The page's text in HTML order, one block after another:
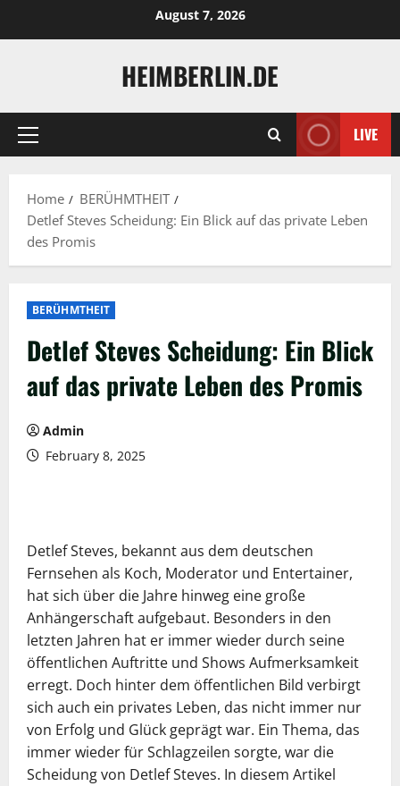
August 7, 2026
HEIMBERLIN.DE
Primary
LIVE
Home
BERÜHMTHEIT
Detlef Steves Scheidung: Ein Blick auf das private Leben
des Promis
BERÜHMTHEIT
Detlef Steves Scheidung: Ein Blick
auf das private Leben des Promis
Admin
February 8, 2025
Detlef Steves, bekannt aus dem deutschen
Fernsehen als Koch, Moderator und Entertainer,
hat sich über die Jahre hinweg eine große
Anhängerschaft aufgebaut. Besonders in den
letzten Jahren hat er immer wieder durch seine
öffentlichen Auftritte und Shows Aufmerksamkeit
erregt. Doch hinter dem öffentlichen Bild verbirgt
sich auch ein privates Leben, das nicht immer nur
von Erfolg und Glück geprägt war. Ein Thema, das
immer wieder für Schlagzeilen sorgte, war die
Scheidung von Detlef Steves. In diesem Artikel